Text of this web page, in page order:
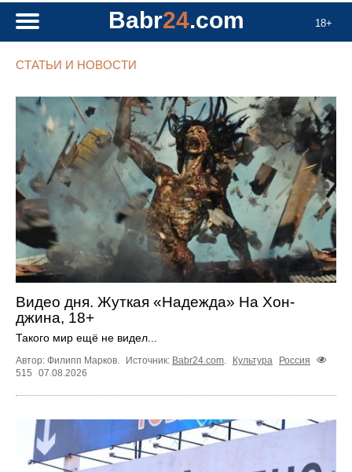
18+
Babr24.com
СТАТЬИ И НОВОСТИ
Видео дня. Жуткая «Надежда» На Хон-
джина, 18+
Такого мир ещё не видел...
Автор: Филипп Марков. Источник: Babr24.com Культура
Россия
515
07.08.2026